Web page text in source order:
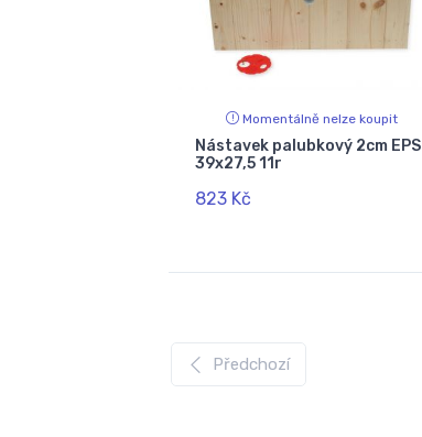
Momentálně nelze koupit
Nástavek palubkový 2cm EPS
39x27,5 11r
823 Kč
Předchozí